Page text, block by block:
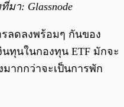
มา: Glassnode
รลดลงพร้อมๆ กันของ
ทุนในกองทุน ETF มักจะ
ากกว่าจะเป็นการพัก